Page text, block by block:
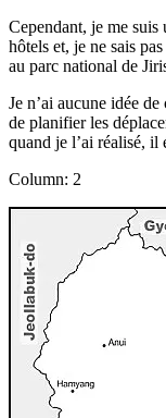
Cependant, je me suis
hôtels et, je ne sais
au parc national de
Je n’ai aucune idée
de planifier les
quand je l’ai réalisé, il
Column: 2